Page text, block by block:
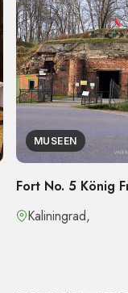
MUSEEN
Fort No. 5 König
Kaliningrad,